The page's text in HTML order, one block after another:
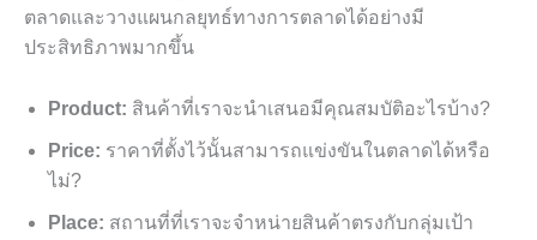
ตลาดและวางแผนกลยุทธ์ทางการตลาดได้อย่างมี
ประสิทธิภาพมากขึ้น
Product: สินค้าที่เราจะนำเสนอมีคุณสมบัติอะไรบ้าง?
Price: ราคาที่ตั้งไว้นั้นสามารถแข่งขันในตลาดได้หรือ
ไม่?
Place: สถานที่ที่เราจะจำหน่ายสินค้าตรงกับกลุ่มเป้า